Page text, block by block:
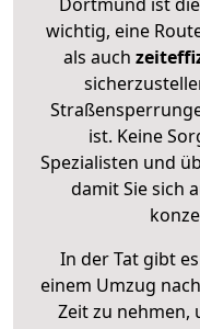
wichtig, eine
als auch
ist. Keine
Spezialisten und
damit Sie sich
In der Tat gibt
einem Umzug
Zeit zu nehmen,